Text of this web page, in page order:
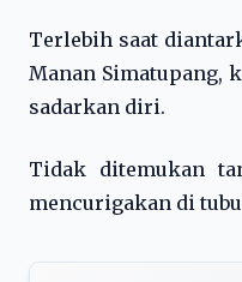
Terlebih saat
Manan Simatupang,
sadarkan diri.
Tidak ditemukan
mencurigakan di